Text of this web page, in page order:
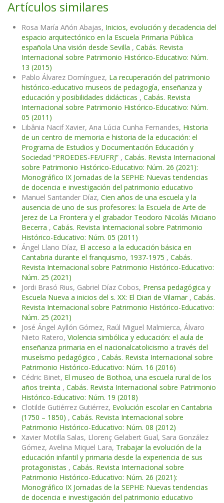
Artículos similares
Rosa María Añón Abajas, Inicios, evolución y decadencia del
espacio arquitectónico en la Escuela Primaria Pública
española Una visión desde Sevilla , Cabás. Revista
Internacional sobre Patrimonio Histórico-Educativo: Núm.
13 (2015)
Pablo Álvarez Domínguez, La recuperación del patrimonio
histórico-educativo museos de pedagogía, enseñanza y
educación y posibilidades didácticas , Cabás. Revista
Internacional sobre Patrimonio Histórico-Educativo: Núm.
05 (2011)
Libânia Nacif Xavier, Ana Lúcia Cunha Fernandes, Historia
de un centro de memoria e historia de la educación: el
Programa de Estudios y Documentación Educación y
Sociedad “PROEDES-FE/UFRJ” , Cabás. Revista Internacional
sobre Patrimonio Histórico-Educativo: Núm. 26 (2021):
Monográfico IX Jornadas de la SEPHE: Nuevas tendencias
de docencia e investigación del patrimonio educativo
Manuel Santander Díaz, Cien años de una escuela y la
ausencia de uno de sus profesores: la Escuela de Arte de
Jerez de La Frontera y el grabador Teodoro Nicolás Miciano
Becerra , Cabás. Revista Internacional sobre Patrimonio
Histórico-Educativo: Núm. 05 (2011)
Ángel Llano Díaz, El acceso a la educación básica en
Cantabria durante el franquismo, 1937-1975 , Cabás.
Revista Internacional sobre Patrimonio Histórico-Educativo:
Núm. 25 (2021)
Jordi Brasó Rius, Gabriel Díaz Cobos, Prensa pedagógica y
Escuela Nueva a inicios del s. XX: El Diari de Vilamar , Cabás.
Revista Internacional sobre Patrimonio Histórico-Educativo:
Núm. 25 (2021)
José Ángel Ayllón Gómez, Raúl Miguel Malmierca, Álvaro
Nieto Ratero, Violencia simbólica y educación: el aula de
enseñanza primaria en el nacionalcatolicismo a través del
museísmo pedagógico , Cabás. Revista Internacional sobre
Patrimonio Histórico-Educativo: Núm. 16 (2016)
Cédric Binet, El museo de Bothoa, una escuela rural de los
años treinta , Cabás. Revista Internacional sobre Patrimonio
Histórico-Educativo: Núm. 19 (2018)
Clotilde Gutiérrez Gutiérrez, Evolución escolar en Cantabria
(1750 – 1850) , Cabás. Revista Internacional sobre
Patrimonio Histórico-Educativo: Núm. 08 (2012)
Xavier Motilla Salas, Llorenç Gelabert Gual, Sara González
Gómez, Avelina Miquel Lara, Trabajar la evolución de la
educación infantil y primaria desde la experiencia de sus
protagonistas , Cabás. Revista Internacional sobre
Patrimonio Histórico-Educativo: Núm. 26 (2021):
Monográfico IX Jornadas de la SEPHE: Nuevas tendencias
de docencia e investigación del patrimonio educativo